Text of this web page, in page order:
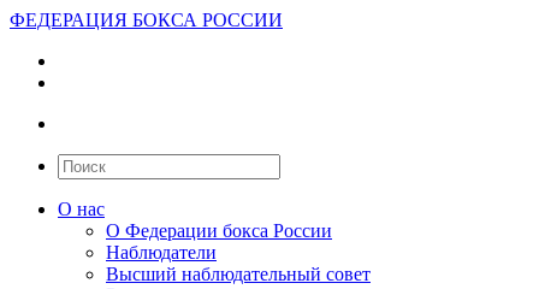
ФЕДЕРАЦИЯ БОКСА РОССИИ
О нас
О Федерации бокса России
Наблюдатели
Высший наблюдательный совет